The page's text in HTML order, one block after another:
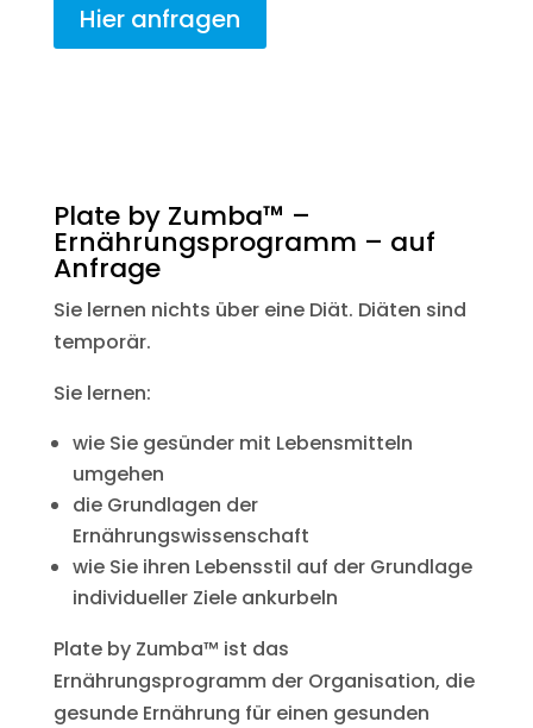
Hier anfragen
Plate by Zumba™ –
Ernährungsprogramm – auf
Anfrage
Sie lernen nichts über eine Diät. Diäten sind
temporär.
Sie lernen:
wie Sie gesünder mit Lebensmitteln
umgehen
die Grundlagen der
Ernährungswissenschaft
wie Sie ihren Lebensstil auf der Grundlage
individueller Ziele ankurbeln
Plate by Zumba™ ist das
Ernährungsprogramm der Organisation, die
gesunde Ernährung für einen gesunden